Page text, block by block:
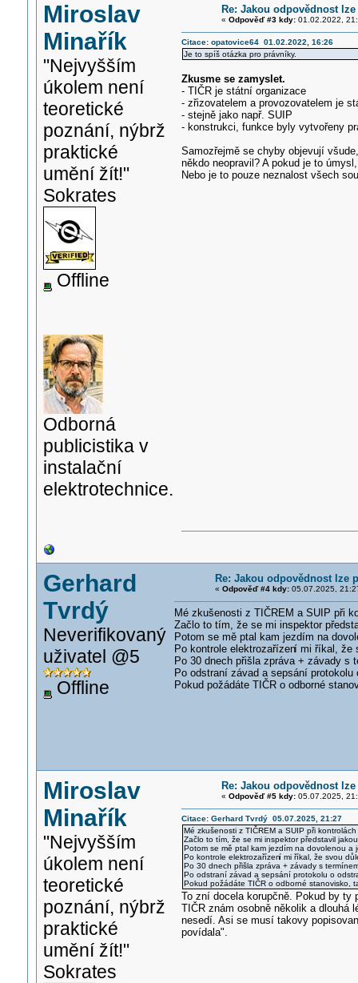
Miroslav
Minařík
"Nejvyšším
úkolem není
teoretické
poznání, nýbrž
praktické
umění žít!"
Sokrates
Offline
Odborná
publicistika v
instalační
elektrotechnice.
Re: Jakou odpovědnost
« Odpověď #3 kdy:01.02.2022,
Citace: opatovice64 01.02.2022, 16:26
Je to spíš otázka pro právníky.
Zkusme se zamyslet.
- TIČR je státní organizace
- zřizovatelem a provozovatelem je
- stejně jako např. SUIP
- konstrukci, funkce byly vytvořeny
Samozřejmě se chyby objevují
někdo neopravil? A pokud je to
Nebo je to pouze neznalost všech
Gerhard
Tvrdý
Neverifikovaný
uživatel @5
Offline
Re: Jakou odpovědnost lze
« Odpověď #4 kdy:05.07.2025,
Mé zkušenosti z TIČREM a SUIP při
Začlo to tím, že se mi inspektor
Potom se mě ptal kam jezdím na
Po kontrole elektrozařízení mi říkal, že
Po 30 dnech přišla zpráva + závady s
Po odstraní závad a sepsání
Pokud požádáte TIČR o odborné
Miroslav
Minařík
"Nejvyšším
úkolem není
teoretické
poznání, nýbrž
praktické
umění žít!"
Sokrates
Re: Jakou odpovědnost
« Odpověď #5 kdy:05.07.2025,
Citace: Gerhard Tvrdý 05.07.2025, 21:27
Mé zkušenosti z TIČREM a SUIP při
Začlo to tím, že se mi inspektor představil
Potom se mě ptal kam jezdím na dovolenou a
Po kontrole elektrozařízení mi říkal, že svou
Po 30 dnech přišla zpráva + závady s
Po odstraní závad a sepsání protokolu o
Pokud požádáte TIČR o odborné stanovisko,
To zní docela korupčně. Pokud by ty
TIČR znám osobně několik a dlouhá
nesedí. Asi se musí takovy
povídala".